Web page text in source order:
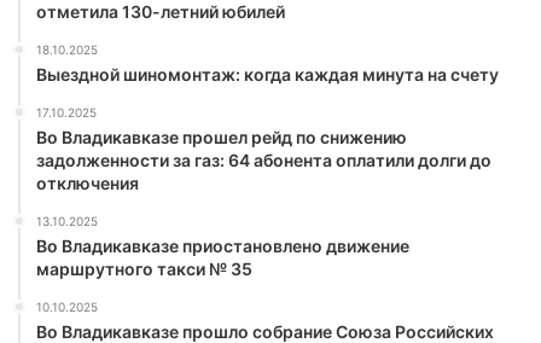
отметила 130-летний юбилей
18.10.2025
Выездной шиномонтаж: когда каждая минута на счету
17.10.2025
Во Владикавказе прошел рейд по снижению
задолженности за газ: 64 абонента оплатили долги до
отключения
13.10.2025
Во Владикавказе приостановлено движение
маршрутного такси № 35
10.10.2025
Во Владикавказе прошло собрание Союза Российских